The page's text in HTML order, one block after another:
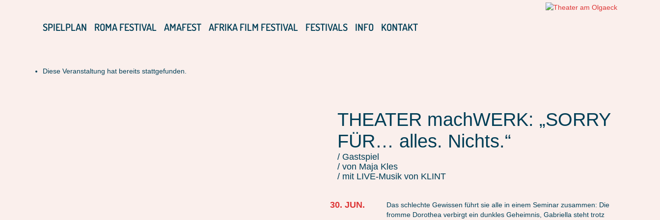
SPIELPLAN ROMA FESTIVAL AMAFEST AFRIKA FILM FESTIVAL FESTIVALS INFO KONTAKT
Diese Veranstaltung hat bereits stattgefunden.
THEATER machWERK: „SORRY
FÜR… alles. Nichts.“
/ Gastspiel
/ von Maja Kles
/ mit LIVE-Musik von KLINT
30. JUN.
Das schlechte Gewissen führt sie alle in einem Seminar zusammen: Die
fromme Dorothea verbirgt ein dunkles Geheimnis, Gabriella steht trotz